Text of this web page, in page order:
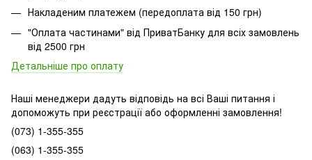
Накладеним платежем (передоплата від 150 грн)
"Оплата частинами" від ПриватБанку для всіх замовлень
від 2500 грн
Детальніше про оплату
Наші менеджери дадуть відповідь на всі Ваші питання і
допоможуть при реєстрації або оформленні замовлення!
(073) 1-355-355
(063) 1-355-355